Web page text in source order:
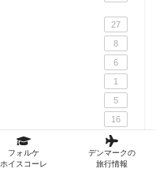
27
8
6
1
5
16
7
フォルケ
ホイスコーレ
デンマークの
旅行情報